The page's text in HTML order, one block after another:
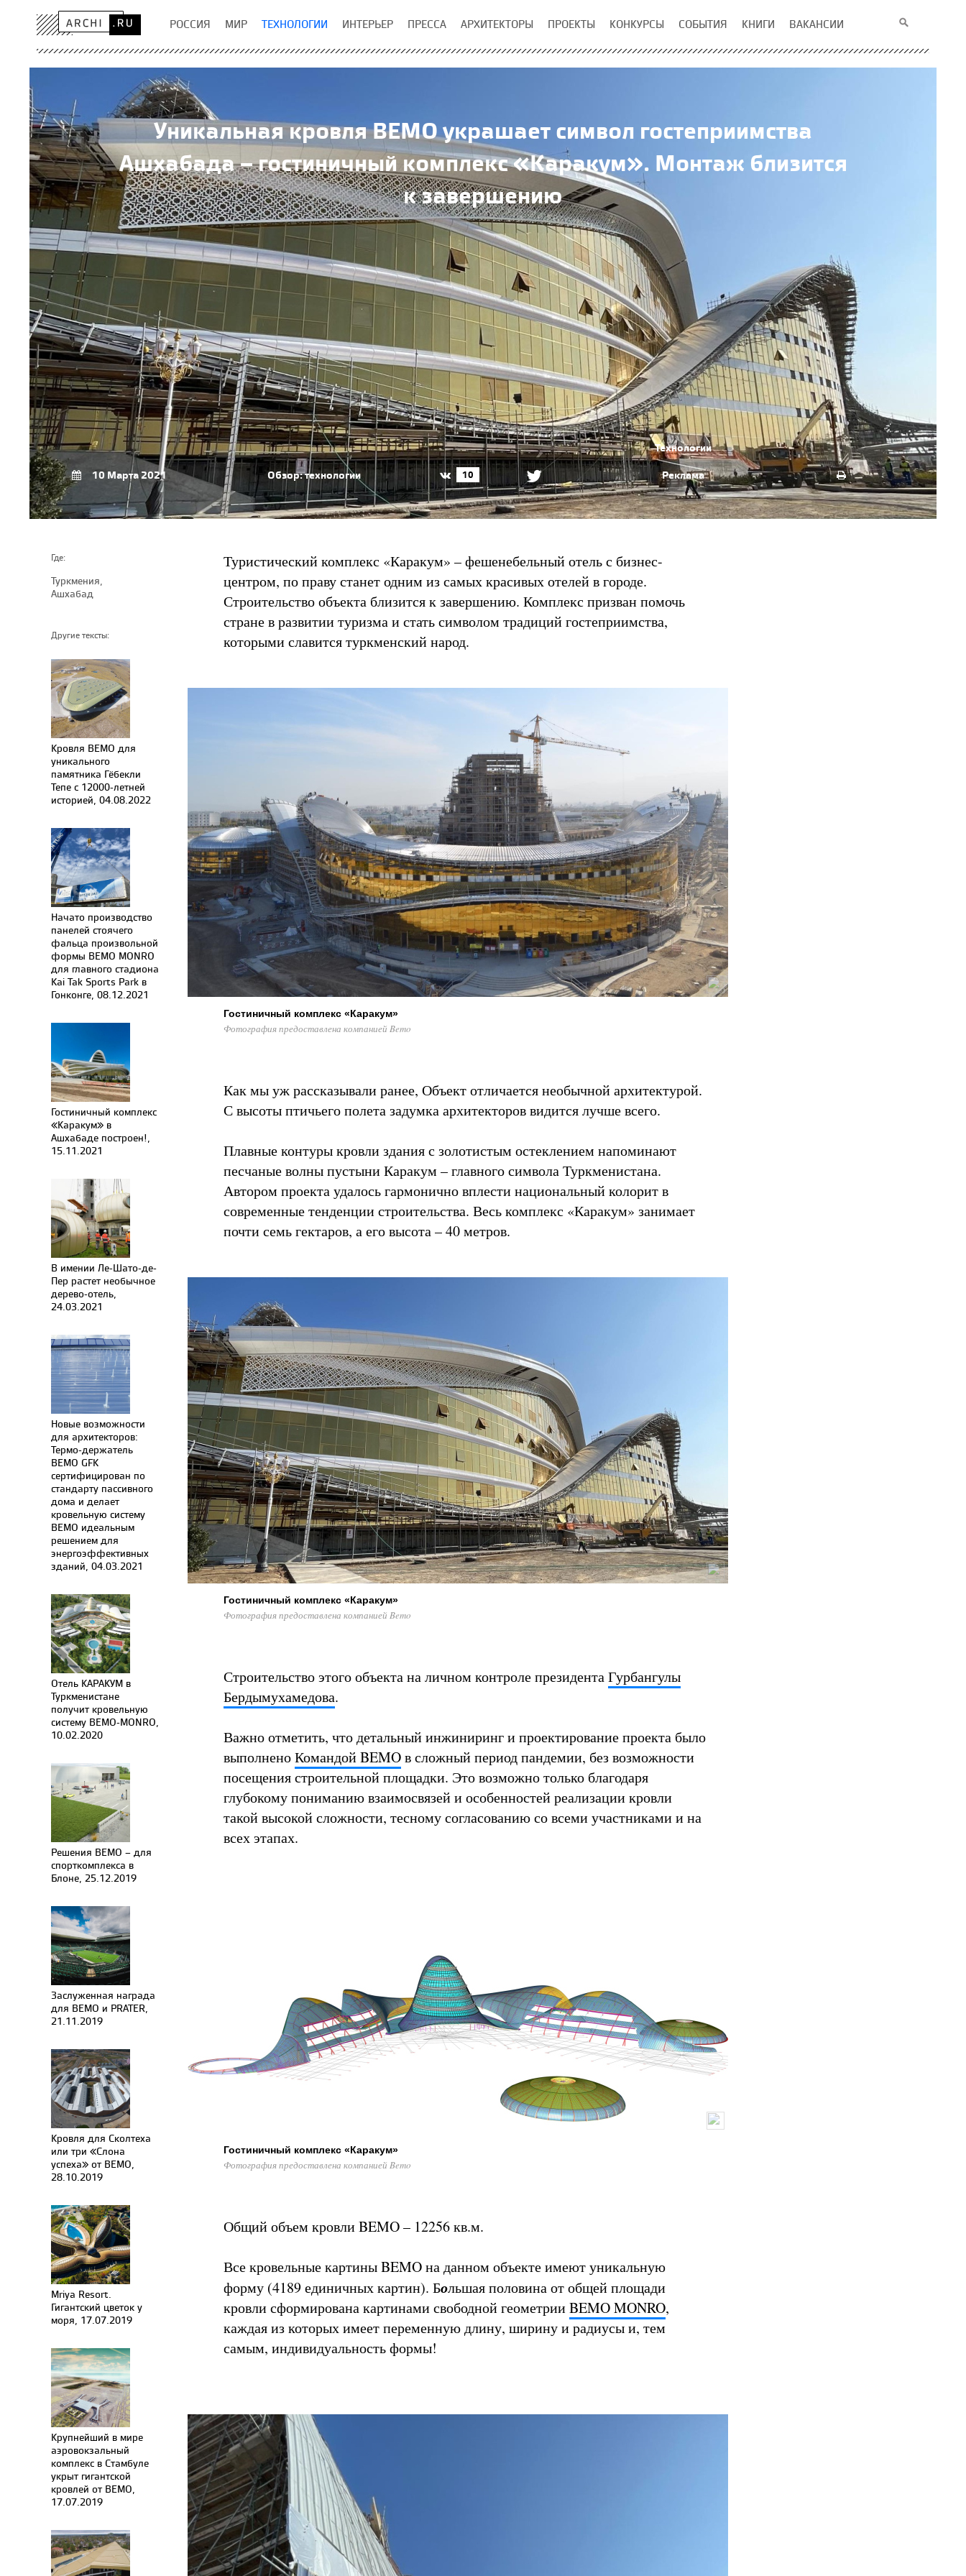
РОССИЯ МИР ТЕХНОЛОГИИ ИНТЕРЬЕР ПРЕССА АРХИТЕКТОРЫ ПРОЕКТЫ КОНКУРСЫ СОБЫТИЯ КНИГИ ВАКАНСИИ
Уникальная кровля BEMO украшает символ гостеприимства
Ашхабада – гостиничный комплекс «Каракум». Монтаж близится
к завершению
10 Марта 2021 Обзор: технологии 10
Технологии
Реклама
Где:
Туркмения,
Ашхабад
Другие тексты:
Кровля BEMO для
уникального
памятника Гёбекли
Тепе с 12000-летней
историей, 04.08.2022
Начато производство
панелей стоячего
фальца произвольной
формы BEMO MONRO
для главного стадиона
Kai Tak Sports Park в
Гонконге, 08.12.2021
Гостиничный комплекс
«Каракум» в
Ашхабаде построен!,
15.11.2021
В имении Ле-Шато-де-
Пер растет необычное
дерево-отель,
24.03.2021
Новые возможности
для архитекторов:
Термо-держатель
BEMO GFK
сертифицирован по
стандарту пассивного
дома и делает
кровельную систему
BEMO идеальным
решением для
энергоэффективных
зданий, 04.03.2021
Отель КАРАКУМ в
Туркменистане
получит кровельную
систему BEMO-MONRO,
10.02.2020
Решения BEMO – для
спорткомплекса в
Блоне, 25.12.2019
Заслуженная награда
для BEMO и PRATER,
21.11.2019
Кровля для Сколтеха
или три «Слона
успеха» от BEMO,
28.10.2019
Mriya Resort.
Гигантский цветок у
моря, 17.07.2019
Крупнейший в мире
аэровокзальный
комплекс в Стамбуле
укрыт гигантской
кровлей от BEMO,
17.07.2019
Туристический комплекс «Каракум» – фешенебельный отель с бизнес-
центром, по праву станет одним из самых красивых отелей в городе.
Строительство объекта близится к завершению. Комплекс призван помочь
стране в развитии туризма и стать символом традиций гостеприимства,
которыми славится туркменский народ.
Гостиничный комплекс «Каракум»
Фотография предоставлена компанией Bemo
Как мы уж рассказывали ранее, Объект отличается необычной архитектурой.
С высоты птичьего полета задумка архитекторов видится лучше всего.
Плавные контуры кровли здания с золотистым остеклением напоминают
песчаные волны пустыни Каракум – главного символа Туркменистана.
Автором проекта удалось гармонично вплести национальный колорит в
современные тенденции строительства. Весь комплекс «Каракум» занимает
почти семь гектаров, а его высота – 40 метров.
Гостиничный комплекс «Каракум»
Фотография предоставлена компанией Bemo
Строительство этого объекта на личном контроле президентаГурбангулы
Бердымухамедова.
Важно отметить, что детальный инжиниринг и проектирование проекта было
выполненоКомандой BEMOв сложный период пандемии, без возможности
посещения строительной площадки. Это возможно только благодаря
глубокому пониманию взаимосвязей и особенностей реализации кровли
такой высокой сложности, тесному согласованию со всеми участниками и на
всех этапах.
Гостиничный комплекс «Каракум»
Фотография предоставлена компанией Bemo
Общий объем кровли BEMO – 12256 кв.м.
Все кровельные картины BEMO на данном объекте имеют уникальную
форму (4189 единичных картин). Большая половина от общей площади
кровли сформирована картинами свободной геометрииBEMO MONRO,
каждая из которых имеет переменную длину, ширину и радиусы и, тем
самым, индивидуальность формы!